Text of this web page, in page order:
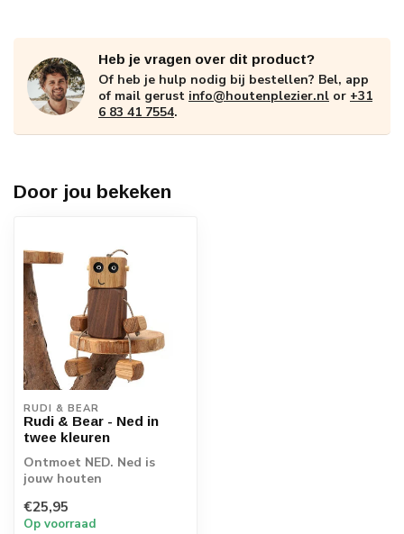
Heb je vragen over dit product?
Of heb je hulp nodig bij bestellen? Bel, app
of mail gerust info@houtenplezier.nl or +31
6 83 41 7554.
Door jou bekeken
RUDI & BEAR
Rudi & Bear - Ned in
twee kleuren
Ontmoet NED. Ned is
jouw houten
Uitgestrekt is hij 15cm,
wat bete...
€25,95
Op voorraad